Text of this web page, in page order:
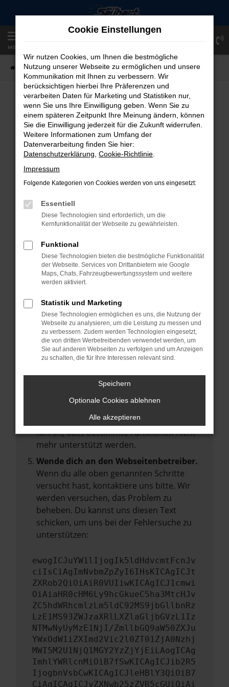
Zum
springen
MENÜ
Startseite Fahrzeugangebote Fahrzeug-Showroom
FAHRZEUG-SHOWROOM
FEHLER: NETWORK ERROR
Beim Laden ist ein Fehler aufgetreten.
Hier sind ein paar Tipps, die dir helfen können:
Überprüfe deine Firewall und deine
Internetverbindung.
Laden andere Webseiten, zum Beispiel
Prüfe deine Browsererweiterungen.
Manche Erweiterungen, wie Werbeblocker,
können das Laden bestimmter Seiten
anderen Browser oder in einem privaten
Fenster?
Starte dein Gerät neu.
Das kann manchmal helfen,
vorübergehende Probleme zu beheben.
Betriebssystem auf dem neuesten Stand
Veraltete Software birgt nicht nur ein
Sicherheitsrisiko, sondern kann auch dazu
führen, dass bestimmte Funktionen nicht
mehr unterstützt werden.
Wende dich an den Webseitenbetreiber.
Wenn du alle oben genannten Schritte
versucht hast, kontaktiere uns bitte. Wir
werden versuchen, das Problem zu
beheben. Du kannst uns diesen Text
schicken, um uns bei der Fehlersuche zu
unterstützen:
ewogICJuYW1lIjogIk5ldHdvcmtFcnJv
ciIsCiAgImNvbmZpZyI6IHsKICAgICJt
ZXRob2QiOiAiR0VUIiwKICAgICJ1cmwi
OiAiaHR0cHM6Ly9hcGkueC5ha3MtcHJv
ZC5hdWRhcmlzLm5ldC92MS9jbGllbnRz
LzE1MS93ZWJzaXRlLXZlaGljbGVzL1Iz
NTMwNyUyMzE1NjI/ZmllbGQ9aW50ZXJu
YWxOdW1iZXImd2Vic2l0ZT01ZjA0Nzhj
MWI5M2U1NjQ1MGY2YzZjYjEiLAogICAg
ImhlYWRlcnMiOiB7fSwKICAgICJib2R5
IjogbnVsbCwKICAgICJleHBlY3QiOiB7
CiAgICAgICJyZXNwb25zZVR5cGUiOiAi
Cookie Einstellungen
Wir nutzen Cookies, um Ihnen die bestmögliche
Nutzung unserer Webseite zu ermöglichen und unsere
Kommunikation mit Ihnen zu verbessern. Wir
berücksichtigen hierbei Ihre Präferenzen und
verarbeiten Daten für Marketing und Statistiken nur,
wenn Sie uns Ihre Einwilligung geben. Wenn Sie zu
einem späteren Zeitpunkt Ihre Meinung ändern, können
Sie die Einwilligung jederzeit für die Zukunft widerrufen.
Weitere Informationen zum Umfang der
Datenverarbeitung finden Sie hier:
Datenschutzerklärung Cookie-Richtlinie
Impressum
Folgende Kategorien von Cookies werden von uns eingesetzt:
Essentiell
Diese Technologien sind erforderlich, um die
Kernfunktionalität der Webseite zu gewährleisten.
Funktional
Diese Technologien bieten die bestmögliche Funktionalität
der Webseite. Services von Drittanbietern wie Google
Maps, Chats, Fahrzeugbewertungssystem und weitere
werden aktiviert.
Statistik und Marketing
Diese Technologien ermöglichen es uns, die Nutzung der
Webseite zu analysieren, um die Leistung zu messen und
zu verbessern. Zudem werden Technologien eingesetzt,
die von dritten Werbetreibenden verwendet werden, um
Sie auf anderen Webseiten zu verfolgen und um Anzeigen
zu schalten, die für Ihre Interessen relevant sind.
Speichern
Optionale Cookies ablehnen
Alle akzeptieren